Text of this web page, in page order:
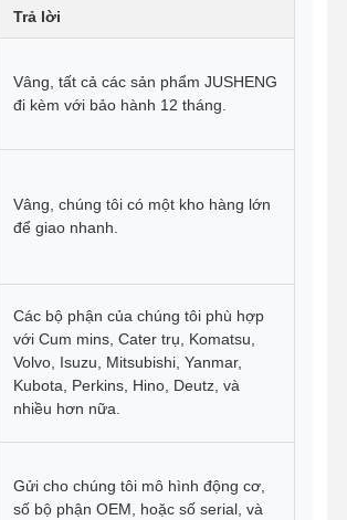
Trả lời
Vâng, tất cả các sản phẩm JUSHENG
đi kèm với bảo hành 12 tháng.
Vâng, chúng tôi có một kho hàng lớn
để giao nhanh.
Các bộ phận của chúng tôi phù hợp
với Cum mins, Cater trụ, Komatsu,
Volvo, Isuzu, Mitsubishi, Yanmar,
Kubota, Perkins, Hino, Deutz, và
nhiều hơn nữa.
Gửi cho chúng tôi mô hình động cơ,
số bộ phận OEM, hoặc số serial, và